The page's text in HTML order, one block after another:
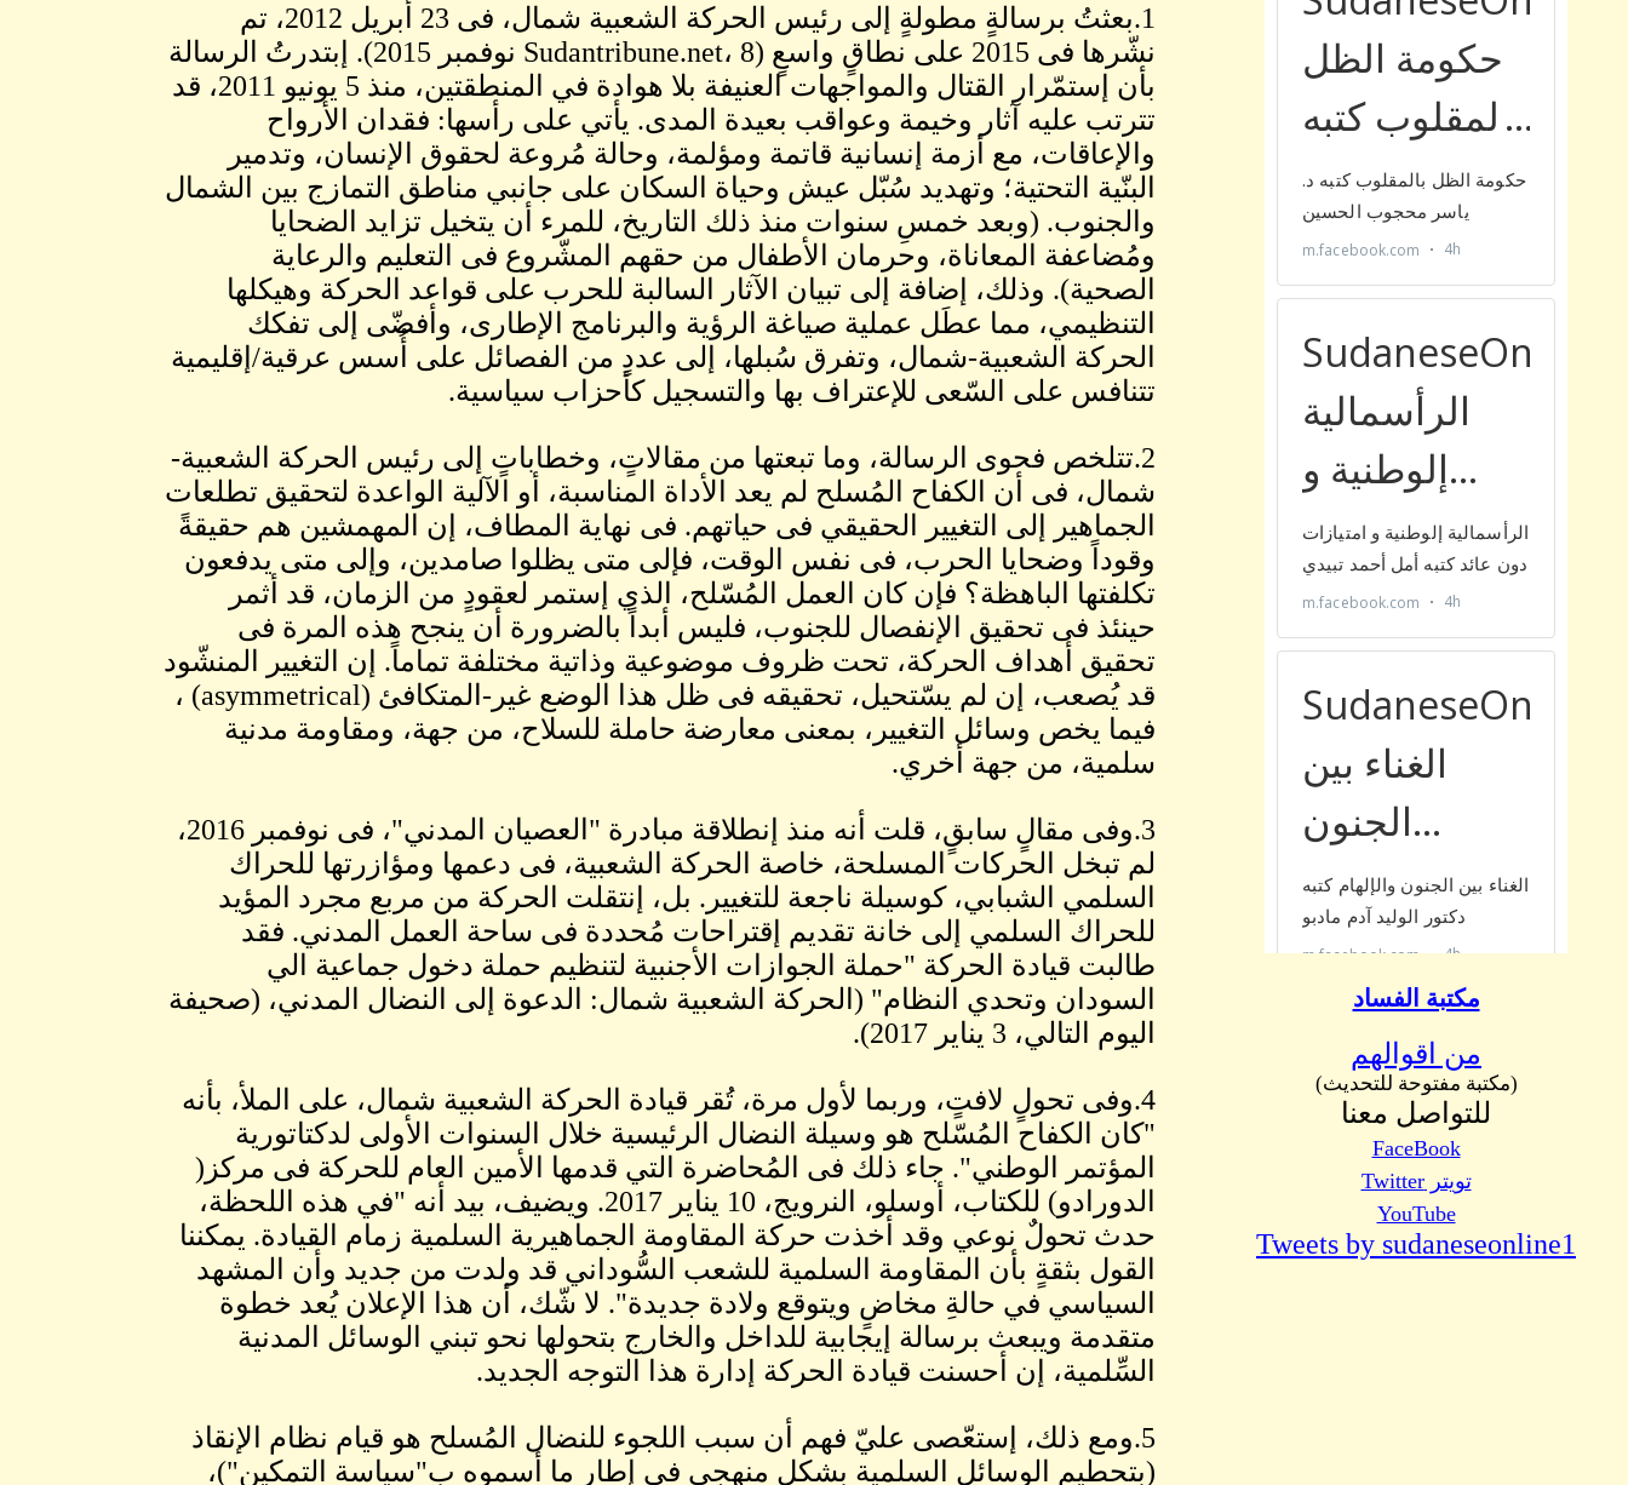
مكتبة الفساد
من اقوالهم
(مكتبة مفتوحة للتحديث)
للتواصل معنا
FaceBook
تويتر Twitter
YouTube
Tweets by sudaneseonline1
1.بعثتُ برسالةٍ مطولةٍ إلى رئيس الحركة الشعبية شمال، فى 23 أبريل 2012، تم
نشّرها فى 2015 على نطاقٍ واسعٍ (Sudantribune.net، 8 نوفمبر 2015). إبتدرتُ الرسالة
بأن إستمّرار القتال والمواجهات العنيفة بلا هوادة في المنطقتين، منذ 5 يونيو 2011، قد
تترتب عليه آثار وخيمة وعواقب بعيدة المدى. يأتي على رأسها: فقدان الأرواح
والإعاقات، مع أزمة إنسانية قاتمة ومؤلمة، وحالة مُروعة لحقوق الإنسان، وتدمير
البنّية التحتية؛ وتهديد سُبّل عيش وحياة السكان على جانبي مناطق التمازج بين الشمال
والجنوب. (وبعد خمسِ سنوات منذ ذلك التاريخ، للمرء أن يتخيل تزايد الضحايا
ومُضاعفة المعاناة، وحرمان الأطفال من حقهم المشّروع فى التعليم والرعاية
الصحية). وذلك، إضافة إلى تبيان الآثار السالبة للحرب على قواعد الحركة وهيكلها
التنظيمي، مما عطَل عملية صياغة الرؤية والبرنامج الإطارى، وأفضّى إلى تفكك
الحركة الشعبية-شمال، وتفرق سُبلها، إلى عددٍ من الفصائل على أُسس عرقية/إقليمية
تتنافس على السّعى للإعتراف بها والتسجيل كأحزاب سياسية.
2.تتلخص فحوى الرسالة، وما تبعتها من مقالاتٍ، وخطاباتٍ إلى رئيس الحركة الشعبية-
شمال، فى أن الكفاح المُسلح لم يعد الأداة المناسبة، أو الآلية الواعدة لتحقيق تطلعات
الجماهير إلى التغيير الحقيقي فى حياتهم. فى نهاية المطاف، إن المهمشين هم حقيقةً
وقوداً وضحايا الحرب، فى نفس الوقت، فإلى متى يظلوا صامدين، وإلى متى يدفعون
تكلفتها الباهظة؟ فإن كان العمل المُسّلح، الذي إستمر لعقودٍ من الزمان، قد أثمر
حينئذ فى تحقيق الإنفصال للجنوب، فليس أبداً بالضرورة أن ينجح هذه المرة فى
تحقيق أهداف الحركة، تحت ظروف موضوعية وذاتية مختلفة تماماً. إن التغيير المنشّود
قد يُصعب، إن لم يسّتحيل، تحقيقه فى ظل هذا الوضع غير-المتكافئ (asymmetrical) ،
فيما يخص وسائل التغيير، بمعنى معارضة حاملة للسلاح، من جهة، ومقاومة مدنية
سلمية، من جهة أخري.
3.وفى مقالٍ سابقٍ، قلت أنه منذ إنطلاقة مبادرة "العصيان المدني"، فى نوفمبر 2016،
لم تبخل الحركات المسلحة، خاصة الحركة الشعبية، فى دعمها ومؤازرتها للحراك
السلمي الشبابي، كوسيلة ناجعة للتغيير. بل، إنتقلت الحركة من مربع مجرد المؤيد
للحراك السلمي إلى خانة تقديم إقتراحات مُحددة فى ساحة العمل المدني. فقد
طالبت قيادة الحركة "حملة الجوازات الأجنبية لتنظيم حملة دخول جماعية الي
السودان وتحدي النظام" (الحركة الشعبية شمال: الدعوة إلى النضال المدني، (صحيفة
اليوم التالي، 3 يناير 2017).
4.وفى تحولٍ لافتٍ، وربما لأول مرة، تُقر قيادة الحركة الشعبية شمال، على الملأ، بأنه
"كان الكفاح المُسّلح هو وسيلة النضال الرئيسية خلال السنوات الأولى لدكتاتورية
المؤتمر الوطني". جاء ذلك فى المُحاضرة التي قدمها الأمين العام للحركة فى مركز(
الدورادو) للكتاب، أوسلو، النرويج، 10 يناير 2017. ويضيف، بيد أنه "في هذه اللحظة،
حدث تحولٌ نوعي وقد أخذت حركة المقاومة الجماهيرية السلمية زمام القيادة. يمكننا
القول بثقةٍ بأن المقاومة السلمية للشعب السُّوداني قد ولدت من جديد وأن المشهد
السياسي في حالةِ مخاضٍ ويتوقع ولادة جديدة". لا شّك، أن هذا الإعلان يُعد خطوة
متقدمة ويبعث برسالة إيجابية للداخل والخارج بتحولها نحو تبني الوسائل المدنية
السِّلمية، إن أحسنت قيادة الحركة إدارة هذا التوجه الجديد.
5.ومع ذلك، إستعّصى عليّ فهم أن سبب اللجوء للنضال المُسلح هو قيام نظام الإنقاذ
(بتحطيم الوسائل السلمية بشكل منهجي في إطار ما أسموه ب"سياسة التمكين")،